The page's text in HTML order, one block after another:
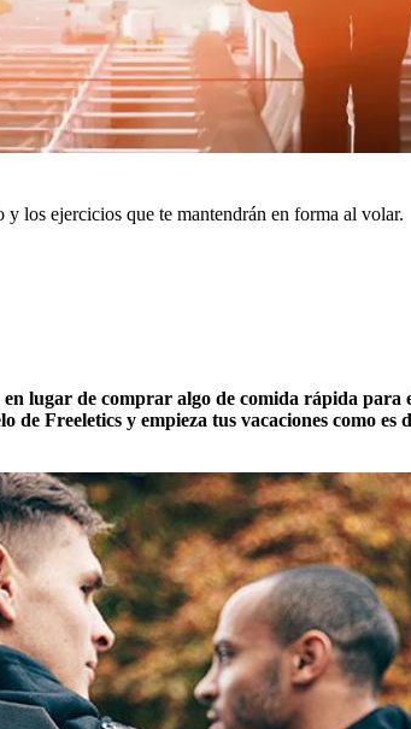
los ejercicios que te mantendrán en forma al volar.
lugar de comprar algo de comida rápida
Freeletics y empieza tus vacaciones como